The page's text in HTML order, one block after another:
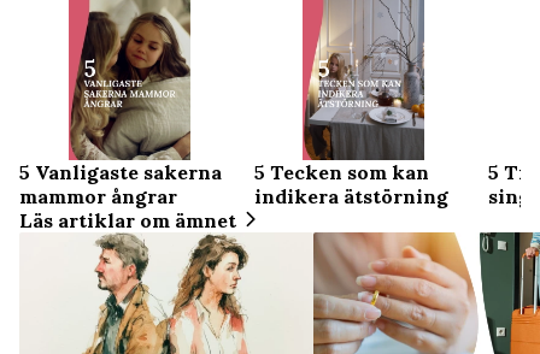
5 Vanligaste sakerna
mammor ångrar
5 Tecken som kan
indikera ätstörning
5
Läs artiklar om ämnet